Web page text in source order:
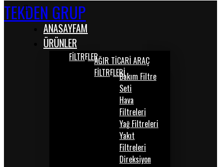
TEKDEN GRUP
ANASAYFAM
ÜRÜNLER
FİLTRELERAĞIR TİCARİ ARAÇ
FİLTRELERİBakım Filtre
Seti
Hava
Filtreleri
Yağ Filtreleri
Yakıt
Filtreleri
Direksiyon